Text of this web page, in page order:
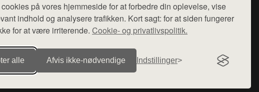
på vores hjemmeside for at forbedre din oplevelse, vise
indhold og analysere trafikken. Kort sagt: for at siden fungerer
for at være irriterende. Cookie- og privatlivspolitik.
alle Afvis ikke‑nødvendige Indstillinger
Der sælges ikke varer fra denne side - vi henviser til de shops,